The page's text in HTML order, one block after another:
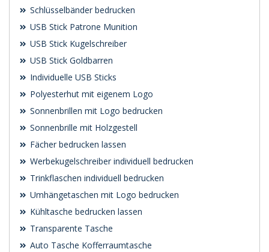
Schlüsselbänder bedrucken
USB Stick Patrone Munition
USB Stick Kugelschreiber
USB Stick Goldbarren
Individuelle USB Sticks
Polyesterhut mit eigenem Logo
Sonnenbrillen mit Logo bedrucken
Sonnenbrille mit Holzgestell
Fächer bedrucken lassen
Werbekugelschreiber individuell bedrucken
Trinkflaschen individuell bedrucken
Umhängetaschen mit Logo bedrucken
Kühltasche bedrucken lassen
Transparente Tasche
Auto Tasche Kofferraumtasche